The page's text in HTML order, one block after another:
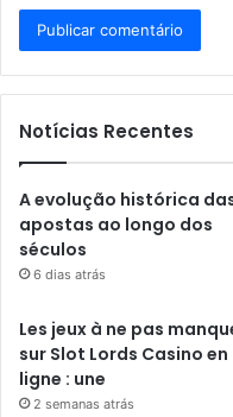
Notícias Recentes
A evolução histórica
apostas ao longo dos
séculos
6 dias atrás
Les jeux à ne pas
sur Slot Lords Casino en
ligne : une
2 semanas atrás